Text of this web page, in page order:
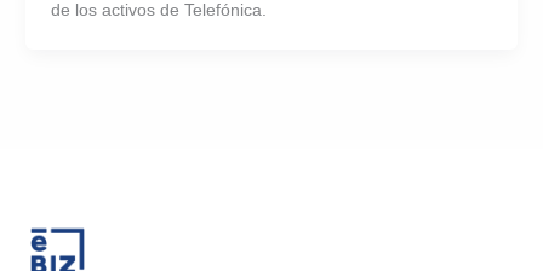
de los activos de Telefónica.